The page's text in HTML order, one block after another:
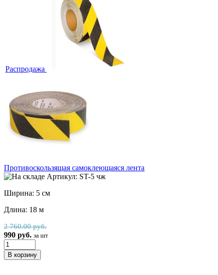
Распродажа
Противоскользящая самоклеющаяся лента
Артикул: ST-5 чж
Ширина: 5 см
Длина: 18 м
2 760.00 руб.
990 руб. за шт